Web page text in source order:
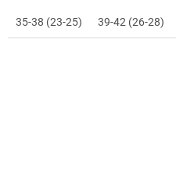
35-38 (23-25) 39-42 (26-28)